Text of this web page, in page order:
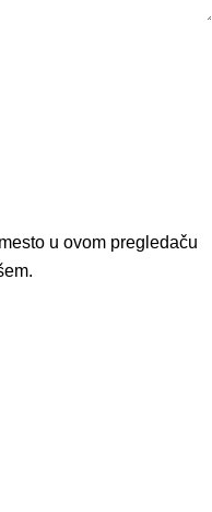
u ovom pregledaču